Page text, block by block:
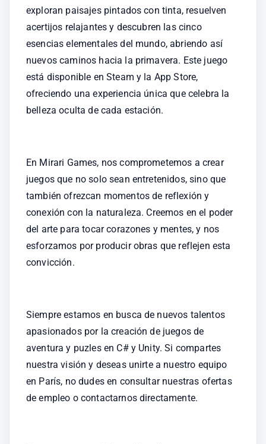
exploran paisajes pintados con tinta, resuelven
acertijos relajantes y descubren las cinco
esencias elementales del mundo, abriendo así
nuevos caminos hacia la primavera. Este juego
está disponible en Steam y la App Store,
ofreciendo una experiencia única que celebra la
belleza oculta de cada estación.
En Mirari Games, nos comprometemos a crear
juegos que no solo sean entretenidos, sino que
también ofrezcan momentos de reflexión y
conexión con la naturaleza. Creemos en el poder
del arte para tocar corazones y mentes, y nos
esforzamos por producir obras que reflejen esta
convicción.
Siempre estamos en busca de nuevos talentos
apasionados por la creación de juegos de
aventura y puzles en C# y Unity. Si compartes
nuestra visión y deseas unirte a nuestro equipo
en París, no dudes en consultar nuestras ofertas
de empleo o contactarnos directamente.